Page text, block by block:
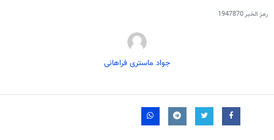
رمز الخبر1947870
جواد ماستری فراهانی